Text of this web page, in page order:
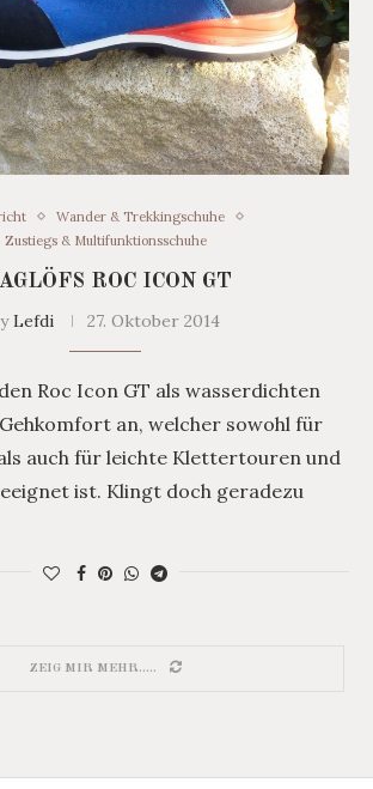
Wander & Trekkingschuhe
Zustiegs & Multifunktionsschuhe
ROC ICON GT
Lefdi 27. Oktober 2014
Roc Icon GT als wasserdichten
an, welcher sowohl für
auch für leichte Klettertouren und
ist. Klingt doch geradezu
ZEIG MIR MEHR.....